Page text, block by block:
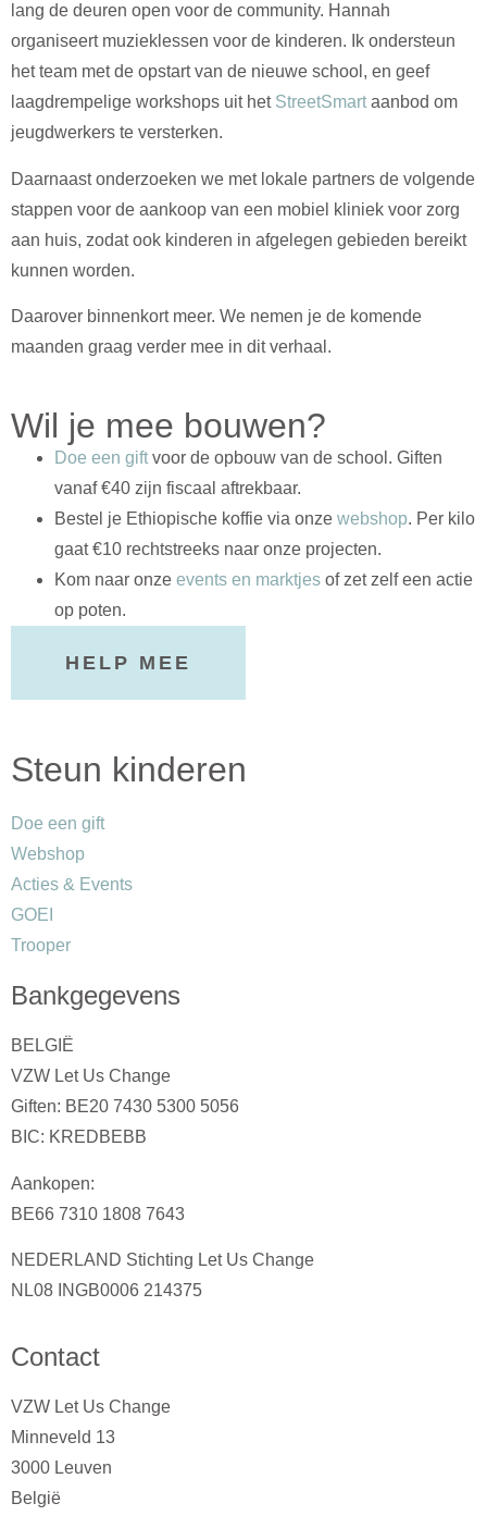
lang de deuren open voor de community. Hannah
organiseert muzieklessen voor de kinderen. Ik ondersteun
het team met de opstart van de nieuwe school, en geef
laagdrempelige workshops uit het StreetSmart aanbod om
jeugdwerkers te versterken.
Daarnaast onderzoeken we met lokale partners de volgende
stappen voor de aankoop van een mobiel kliniek voor zorg
aan huis, zodat ook kinderen in afgelegen gebieden bereikt
kunnen worden.
Daarover binnenkort meer. We nemen je de komende
maanden graag verder mee in dit verhaal.
Wil je mee bouwen?
Doe een giftvoor de opbouw van de school. Giften
vanaf €40 zijn fiscaal aftrekbaar.
Bestel je Ethiopische koffie via onze webshop. Per kilo
gaat €10 rechtstreeks naar onze projecten.
Kom naar onze events en marktjes of zet zelf een actie
op poten.
HELP MEE
Steun kinderen
Doe een gift
Webshop
Acties & Events
GOEI
Trooper
Bankgegevens
BELGIË
VZW Let Us Change
Giften: BE20 7430 5300 5056
BIC: KREDBEBB
Aankopen:
BE66 7310 1808 7643
NEDERLAND Stichting Let Us Change
NL08 INGB0006 214375
Contact
VZW Let Us Change
Minneveld 13
3000 Leuven
België